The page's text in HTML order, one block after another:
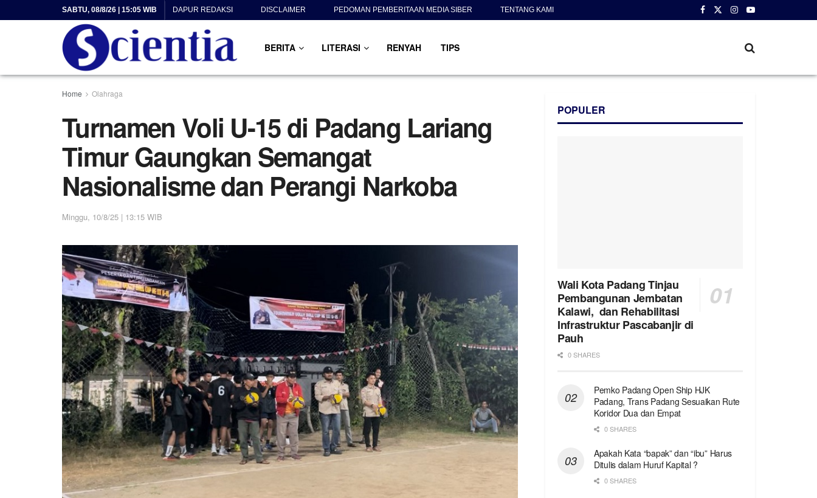
SABTU, 08/8/26 | 15:05 WIB DAPUR REDAKSI DISCLAIMER PEDOMAN PEMBERITAAN MEDIA SIBER TENTANG KAMI
BERITA LITERASI RENYAH TIPS
Home Olahraga
Turnamen Voli U-15 di Padang Lariang
Timur Gaungkan Semangat
Nasionalisme dan Perangi Narkoba
Minggu, 10/8/25 | 13:15 WIB
POPULER
Wali Kota Padang Tinjau
Pembangunan Jembatan
Kalawi, dan Rehabilitasi
Infrastruktur Pascabanjir di
Pauh
0 SHARES
Pemko Padang Open Ship HJK
Padang, Trans Padang Sesuaikan Rute
Koridor Dua dan Empat
0 SHARES
Apakah Kata “bapak” dan “ibu” Harus
Ditulis dalam Huruf Kapital ?
0 SHARES